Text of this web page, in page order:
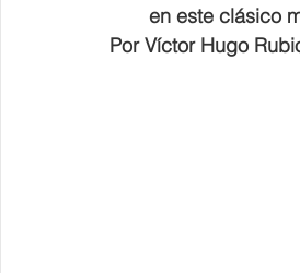
en este clásico
Por Víctor Hugo